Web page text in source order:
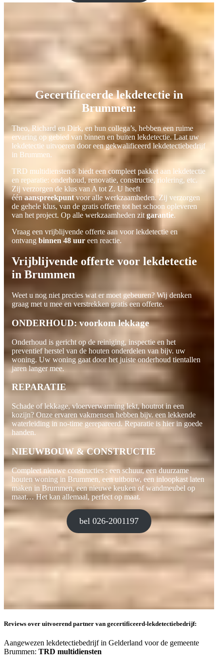
Gecertificeerde lekdetectie in
Brummen:
Theo, Richard en Dirk, en hun collega’s, hebben een ruime
ervaring op gebied van binnen en buiten lekdetectie. Laat uw
lekdetectie uitvoeren door een gekwalificeerd lekdetectiebedrijf
in Brummen.
TRD multidiensten® biedt een compleet pakket aan lekdetectie
en reparatie: onderhoud, renovatie, constructie, riolering, etc.
Zij verzorgen de klus van A tot Z. U heeft
éénaanspreekpuntvoor alle werkzaamheden. Zij verzorgen
de gehele klus, van de gratis offerte tot het schoon opleveren
van het project. Op alle werkzaamheden zitgarantie.
Vraag een vrijblijvende offerte aan voor lekdetectie en
ontvang binnen 48 uur een reactie.
Vrijblijvende offerte voor lekdetectie
in Brummen
Weet u nog niet precies wat er moet gebeuren? Wij denken
graag met u mee en verstrekken gratis een offerte.
ONDERHOUD: voorkom lekkage
Onderhoud is gericht op de reiniging, inspectie en het
preventief herstel van de houten onderdelen van bijv. uw
woning. Uw woning gaat door het juiste onderhoud tientallen
jaren langer mee.
REPARATIE
Schade of lekkage, vloerverwarming lekt, houtrot in een
kozijn? Onze ervaren vakmensen hebben bijv. een lekkende
waterleiding in no-time gerepareerd. Reparatie is hier in goede
handen.
NIEUWBOUW & CONSTRUCTIE
Compleet nieuwe constructies : een schuur, een duurzame
houten woning in Brummen, een uitbouw, een inloopkast laten
maken in Brummen, een nieuwe keuken of wandmeubel op
maat… Het kan allemaal, perfect op maat.
bel 026-2001197
Reviews over uitvoerend partner van gecertificeerd-lekdetectiebedrijf:
Aangewezen lekdetectiebedrijf in Gelderland voor de gemeente
Brummen: TRD multidiensten